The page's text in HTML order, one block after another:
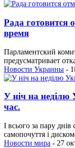
Рада готовится
время
Парламентский
предусматривает
Новости Украины -
У ніч на неділю
час.
І всього за пару
самопочуття і
Новости мира - 27